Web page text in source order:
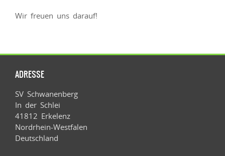
Wir freuen uns darauf!
ADRESSE
SV Schwanenberg
In der Schlei
41812 Erkelenz
Nordrhein-Westfalen
Deutschland